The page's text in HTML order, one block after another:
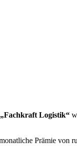
Logistik“
Prämie von